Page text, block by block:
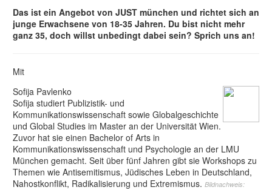
Das ist ein Angebot von JUST münchen und richtet sich an
junge Erwachsene von 18-35 Jahren. Du bist nicht mehr
ganz 35, doch willst unbedingt dabei sein? Sprich uns an!
Mit
Sofija Pavlenko
Sofija studiert Publizistik- und
Kommunikationswissenschaft sowie Globalgeschichte
und Global Studies im Master an der Universität Wien.
Zuvor hat sie einen Bachelor of Arts in
Kommunikationswissenschaft und Psychologie an der LMU
München gemacht. Seit über fünf Jahren gibt sie Workshops zu
Themen wie Antisemitismus, Jüdisches Leben in Deutschland,
Nahostkonflikt, Radikalisierung und Extremismus. Bildnachweis: